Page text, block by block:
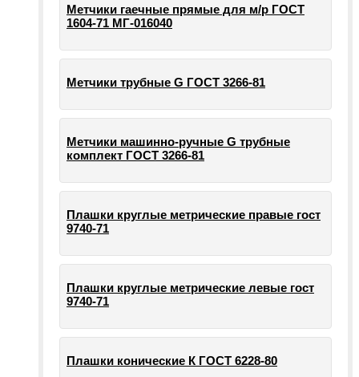
Метчики гаечные прямые для м/р ГОСТ
1604-71 МГ-016040
Метчики трубные G ГОСТ 3266-81
Метчики машинно-ручные G трубные
комплект ГОСТ 3266-81
Плашки круглые метрические правые гост
9740-71
Плашки круглые метрические левые гост
9740-71
Плашки конические К ГОСТ 6228-80